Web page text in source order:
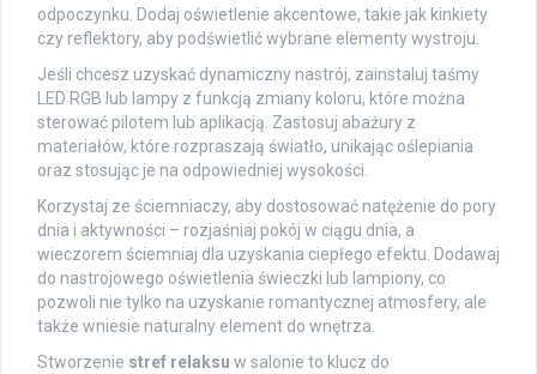
odpoczynku. Dodaj oświetlenie akcentowe, takie jak kinkiety
czy reflektory, aby podświetlić wybrane elementy wystroju.
Jeśli chcesz uzyskać dynamiczny nastrój, zainstaluj taśmy
LED RGB lub lampy z funkcją zmiany koloru, które można
sterować pilotem lub aplikacją. Zastosuj abażury z
materiałów, które rozpraszają światło, unikając oślepiania
oraz stosując je na odpowiedniej wysokości.
Korzystaj ze ściemniaczy, aby dostosować natężenie do pory
dnia i aktywności – rozjaśniaj pokój w ciągu dnia, a
wieczorem ściemniaj dla uzyskania ciepłego efektu. Dodawaj
do nastrojowego oświetlenia świeczki lub lampiony, co
pozwoli nie tylko na uzyskanie romantycznej atmosfery, ale
także wniesie naturalny element do wnętrza.
Stworzenie stref relaksu w salonie to klucz do